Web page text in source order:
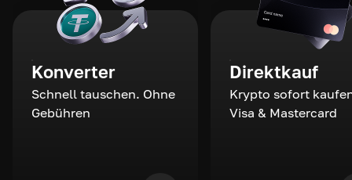
Konverter
Schnell tauschen. Ohne
Gebühren
Direktkauf
Krypto sofort
Visa & Mastercard